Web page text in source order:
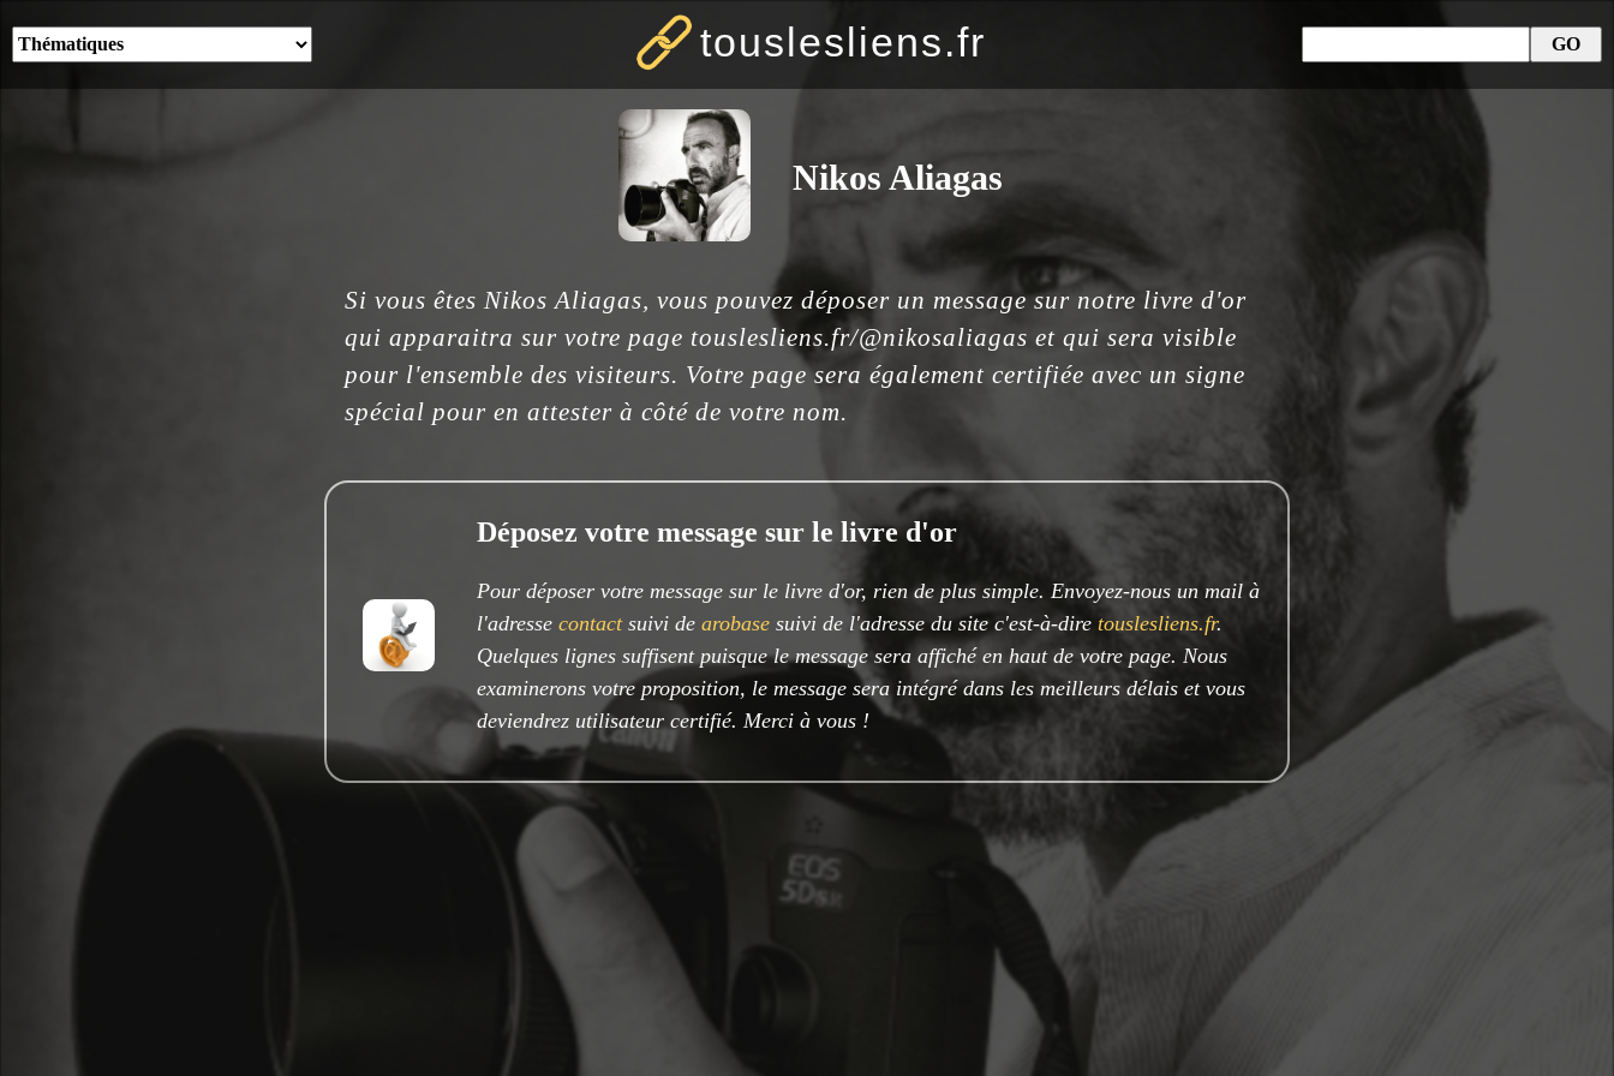
touslesliens.fr
Nikos Aliagas
Si vous êtes Nikos Aliagas, vous pouvez déposer un message sur notre livre d'or
qui apparaitra sur votre page touslesliens.fr/@nikosaliagas et qui sera visible
pour l'ensemble des visiteurs. Votre page sera également certifiée avec un signe
spécial pour en attester à côté de votre nom.
Déposez votre message sur le livre d'or
Pour déposer votre message sur le livre d'or, rien de plus simple. Envoyez-nous un mail à
l'adresse contactsuivi de arobase suivi de l'adresse du site c'est-à-dire touslesliens.fr.
Quelques lignes suffisent puisque le message sera affiché en haut de votre page. Nous
examinerons votre proposition, le message sera intégré dans les meilleurs délais et vous
deviendrez utilisateur certifié. Merci à vous !